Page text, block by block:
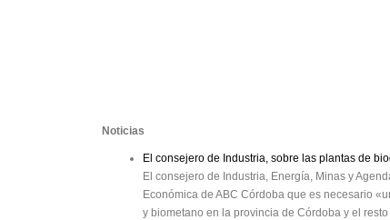
Noticias
El consejero de Industria, sobre las plantas de
El consejero de Industria, Energía, Minas y
Económica de ABC Córdoba que es necesario
y biometano en la provincia de Córdoba y el